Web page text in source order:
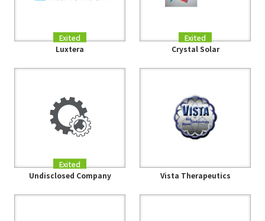
Exited
Luxtera
Exited
Crystal Solar
Exited
Undisclosed Company
Vista Therapeutics